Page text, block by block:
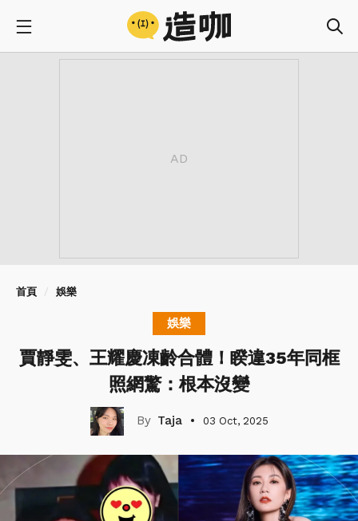
首頁 娛樂
娛樂
賈靜雯、王耀慶凍齡合體！睽違35年同框
照網驚：根本沒變
Taja 03 Oct, 2025